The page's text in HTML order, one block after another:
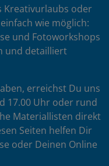
Kreativurlaubs oder
wie möglich:
und Fotoworkshops
und detailliert
erreichst Du uns
17.00 Uhr oder rund
Materiallisten direkt
Seiten helfen Dir
oder Deinen Online